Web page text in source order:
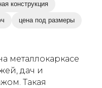
конструкция
цена под размеры
металлокаркасе
дач и
Такая